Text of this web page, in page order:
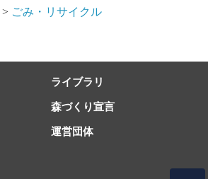
> ごみ・リサイクル
ライブラリ
森づくり宣言
運営団体